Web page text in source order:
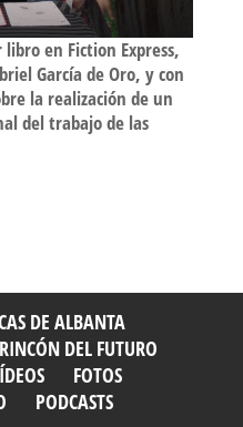
en Fiction Express,
García de Oro, y con
la realización de un
del trabajo de las
DE ALBANTA
DEL FUTURO
FOTOS
PODCASTS